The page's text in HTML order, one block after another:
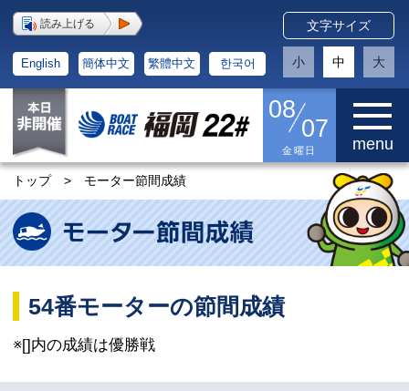
読み上げる
English 簡体中文 繁體中文 한국어
文字サイズ
小 中 大
08
07
金曜日 menu
トップ > モーター節間成績
54番モーターの節間成績
※[]内の成績は優勝戦